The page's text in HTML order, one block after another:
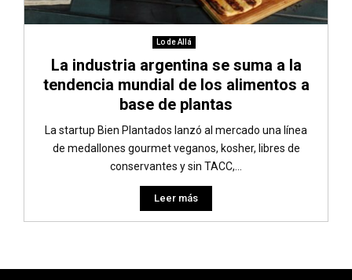
Lo de Allá
La industria argentina se suma a la
tendencia mundial de los alimentos a
base de plantas
La startup Bien Plantados lanzó al mercado una línea
de medallones gourmet veganos, kosher, libres de
conservantes y sin TACC,...
Leer más